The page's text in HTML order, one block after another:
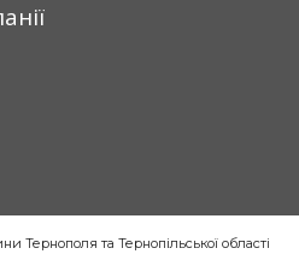
Тернополя та Тернопільської області